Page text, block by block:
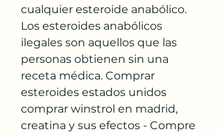
cualquier esteroide anabólico.
Los esteroides anabólicos
ilegales son aquellos que las
personas obtienen sin una
receta médica. Comprar
esteroides estados unidos
comprar winstrol en madrid,
creatina y sus efectos - Compre